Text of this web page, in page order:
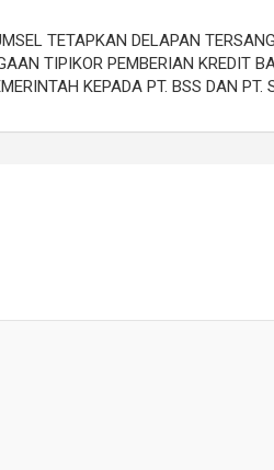
TETAPKAN DELAPAN
TIPIKOR PEMBERIAN KREDIT
KEPADA PT. BSS DAN PT.